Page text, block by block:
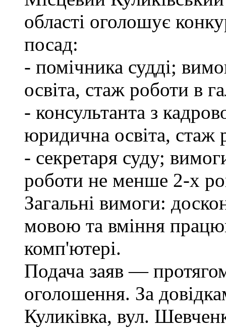
області оголошує
посад:
- помічника судді;
освіта, стаж роботи в
- консультанта з
юридична освіта, стаж
- секретаря суду;
роботи не менше 2-х
Загальні вимоги:
мовою та вміння
комп'ютері.
Подача заяв —
оголошення. За
Куликівка, вул.